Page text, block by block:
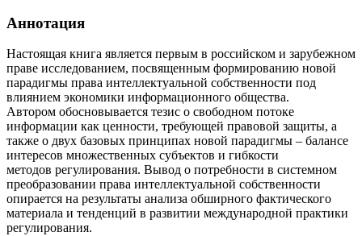
Аннотация
Настоящая книга является первым в российском и зарубежном
праве исследованием, посвященным формированию новой
парадигмы права интеллектуальной собственности под
влиянием экономики информационного общества.
Автором обосновывается тезис о свободном потоке
информации как ценности, требующей правовой защиты, а
также о двух базовых принципах новой парадигмы – балансе
интересов множественных субъектов и гибкости
методов регулирования. Вывод о потребности в системном
преобразовании права интеллектуальной собственности
опирается на результаты анализа обширного фактического
материала и тенденций в развитии международной практики
регулирования.